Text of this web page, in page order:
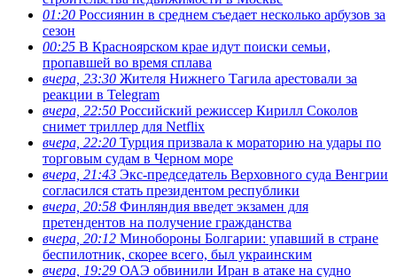
01:20 Россиянин в среднем съедает несколько арбузов за
сезон
00:25 В Красноярском крае идут поиски семьи,
пропавшей во время сплава
вчера, 23:30 Жителя Нижнего Тагила арестовали за
реакции в Теlegram
вчера, 22:50 Российский режиссер Кирилл Соколов
снимет триллер для Netflix
вчера, 22:20 Турция призвала к мораторию на удары по
торговым судам в Черном море
вчера, 21:43 Экс-председатель Верховного суда Венгрии
согласился стать президентом республики
вчера, 20:58 Финляндия введет экзамен для
претендентов на получение гражданства
вчера, 20:12 Минобороны Болгарии: упавший в стране
беспилотник, скорее всего, был украинским
вчера, 19:29 ОАЭ обвинили Иран в атаке на судно